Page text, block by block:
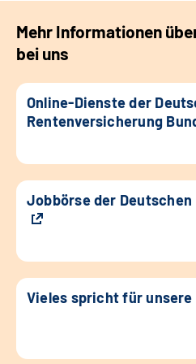
Mehr Informationen
bei uns
Online-Dienste der
Rentenversicherung
Jobbörse der
Vieles spricht für unsere